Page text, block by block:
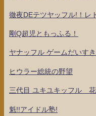
徹夜DEテツヤッフル!！レ
剛Q超児ともっふる！
ヤナッフル ゲームだいす
ヒウラー総統の野望
三代目 ユキユキッフル 花
魁!!アイドル塾!